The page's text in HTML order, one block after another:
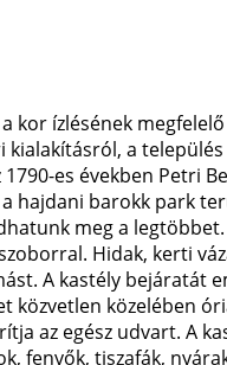
kor ízlésének
a
es években Petri
hajdani barokk park
meg a
Hidak, kerti
A kastély bejáratát
közvetlen közelében
az egész udvart. A
fenyők, tiszafák,